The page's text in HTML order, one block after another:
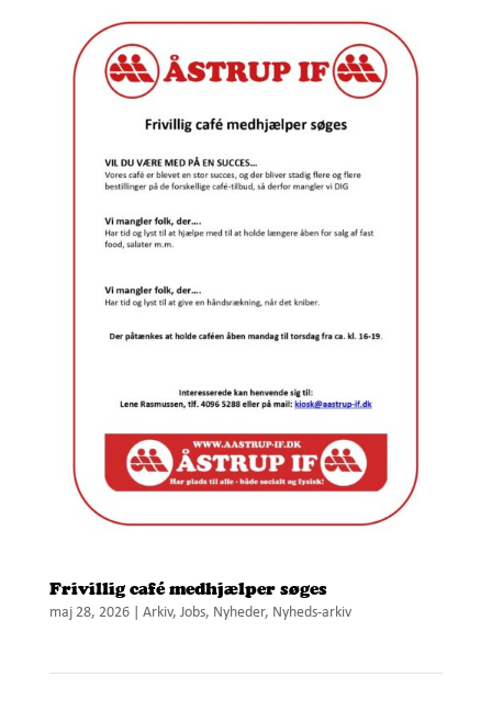
Frivillig café medhjælper søges
maj 28, 2026| Arkiv, Jobs, Nyheder, Nyheds-arkiv